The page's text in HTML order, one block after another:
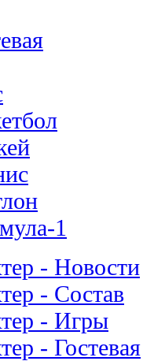
1
- Новости
- Состав
- Игры
- Гостевая